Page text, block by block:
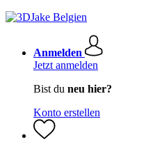
Anmelden
Jetzt anmelden
Bist du neu hier?
Konto erstellen